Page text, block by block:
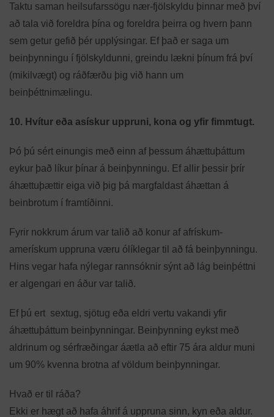
Taktu saman heilsufarssögu nær-fjölskyldu þinnar með því
að tala við foreldra þína og foreldra þeirra og hvern þann
sem getur gefið þér upplýsingar. Ef það er saga um
beinþynningu í fjölskyldunni, greindu lækni þínum frá því
(mikilvægt) og ráðfærðu þig við hann um
beinþéttnimælingu.
10. Hvítur eða asískur uppruni, kona og yfir fimmtugt.
Þó þú sért einungis með einn af þessum áhættuþáttum
eykur það líkur þínar á beinþynningu. Ef allir þessir þrír
áhættuþættir eiga við þig þá margfaldast áhættan á
beinbrotum í framtíðinni.
Fyrir nokkrum árum var talið að konur af afrískum-
amerískum uppruna væru ólíklegar til að fá beinþynningu.
Hins vegar hafa nýlegar rannsóknir sýnt að lág beinþéttni
er algengari en áður var talið.
Ef þú ert sextug, sjötug eða eldri vertu vakandi yfir
áhættuþáttum beinþynningar. Beinþynning eykst með
aldrinum og sérfræðingar áætla að eftir 75 ára aldur muni
um 90% kvenna brotna af völdum beinþynningar.
Hvað er til ráða?
Ekki er hægt að hafa áhrif á uppruna sinn, kyn eða aldur.